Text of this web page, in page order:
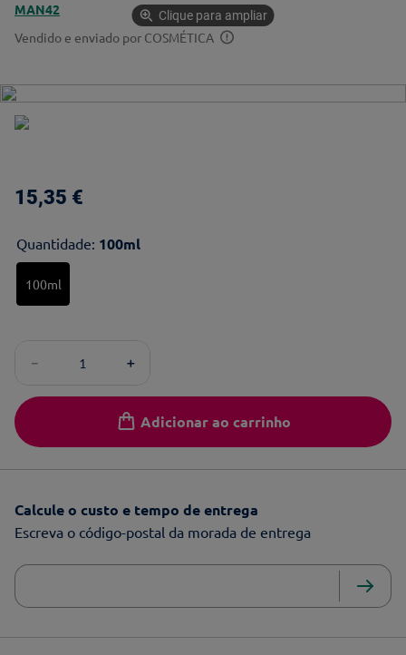
MAN42
Vendido e enviado por COSMÉTICA
Clique para ampliar
15,35 €
Quantidade: 100ml
100ml
＋
－
Adicionar ao carrinho
Calcule o custo e tempo de entrega
Escreva o código-postal da morada de entrega